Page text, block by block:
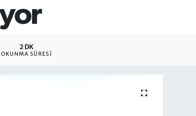
2 DK
OKUNMA SÜRESI